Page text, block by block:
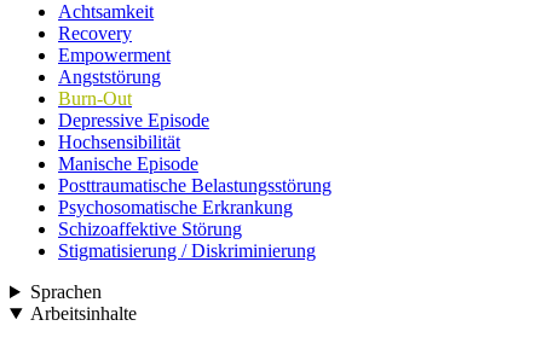
Achtsamkeit
Recovery
Empowerment
Angststörung
Burn-Out
Depressive Episode
Hochsensibilität
Manische Episode
Posttraumatische Belastungsstörung
Psychosomatische Erkrankung
Schizoaffektive Störung
Stigmatisierung / Diskriminierung
Sprachen
Arbeitsinhalte